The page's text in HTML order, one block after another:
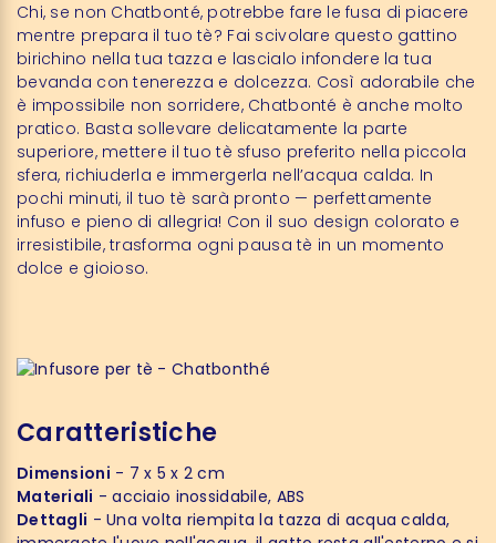
Chi, se non Chatbonté, potrebbe fare le fusa di piacere
mentre prepara il tuo tè? Fai scivolare questo gattino
birichino nella tua tazza e lascialo infondere la tua
bevanda con tenerezza e dolcezza. Così adorabile che
è impossibile non sorridere, Chatbonté è anche molto
pratico. Basta sollevare delicatamente la parte
superiore, mettere il tuo tè sfuso preferito nella piccola
sfera, richiuderla e immergerla nell’acqua calda. In
pochi minuti, il tuo tè sarà pronto — perfettamente
infuso e pieno di allegria! Con il suo design colorato e
irresistibile, trasforma ogni pausa tè in un momento
dolce e gioioso.
Caratteristiche
Dimensioni - 7 x 5 x 2 cm
Materiali - acciaio inossidabile, ABS
Dettagli - Una volta riempita la tazza di acqua calda,